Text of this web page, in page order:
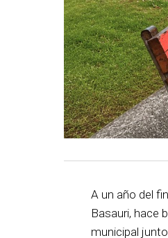
A un año del
Basauri, hace
municipal